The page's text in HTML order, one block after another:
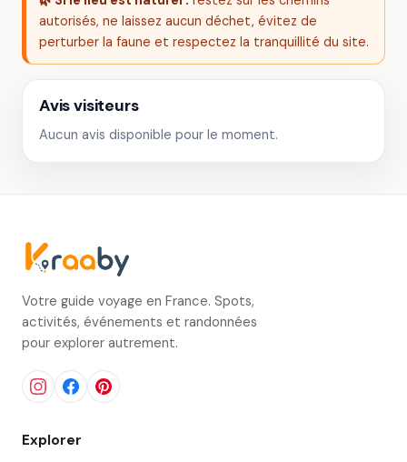
autorisés, ne laissez aucun déchet, évitez de
perturber la faune et respectez la tranquillité du site.
Avis visiteurs
Aucun avis disponible pour le moment.
Votre guide voyage en France. Spots,
activités, événements et randonnées
pour explorer autrement.
Explorer